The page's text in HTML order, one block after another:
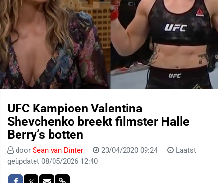
UFC Kampioen Valentina
Shevchenko breekt filmster Halle
Berry’s botten
door Sean van Dinter 23/04/2020 09:24
Laatst
geüpdatet 08/05/2026 12:40